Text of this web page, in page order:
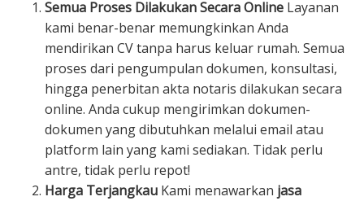
Semua Proses Dilakukan Secara Online Layanan
kami benar-benar memungkinkan Anda
mendirikan CV tanpa harus keluar rumah. Semua
proses dari pengumpulan dokumen, konsultasi,
hingga penerbitan akta notaris dilakukan secara
online. Anda cukup mengirimkan dokumen-
dokumen yang dibutuhkan melalui email atau
platform lain yang kami sediakan. Tidak perlu
antre, tidak perlu repot!
Harga Terjangkau Kami menawarkan jasa